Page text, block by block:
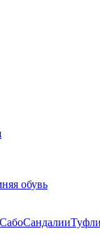
обувь
СабоСандалии